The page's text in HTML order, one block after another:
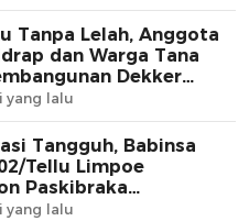
Tanpa Lelah, Anggota
dan Warga Tana
Dekker
yang lalu
Tangguh, Babinsa
Tellu Limpoe
Paskibraka
yang lalu